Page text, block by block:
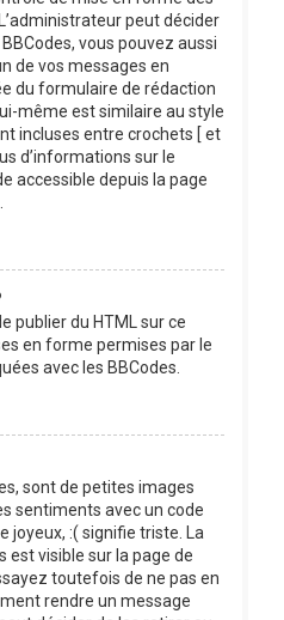
peut décider
vous pouvez aussi
de vos messages en
du formulaire de rédaction
même est similaire au style
incluses entre crochets [ et
d’informations sur le
accessible depuis la page
publier du HTML sur ce
en forme permises par le
avec les BBCodes.
sont de petites images
sentiments avec un code
joyeux, :( signifie triste. La
est visible sur la page de
toutefois de ne pas en
rendre un message